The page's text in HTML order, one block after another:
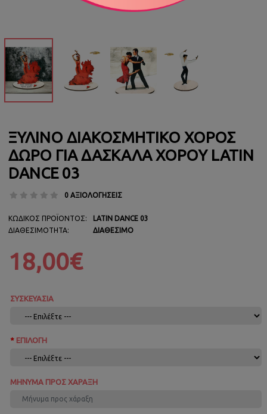
ΞΎΛΙΝΟ ΔΙΑΚΟΣΜΗΤΙΚΌ ΧΟΡΌΣ
ΔΏΡΟ ΓΙΑ ΔΑΣΚΆΛΑ ΧΟΡΟΎ LATIN
DANCE 03
0 ΑΞΙΟΛΟΓΉΣΕΙΣ
ΚΩΔΙΚΌΣ ΠΡΟΪΌΝΤΟΣ:
ΔΙΑΘΕΣΙΜΌΤΗΤΑ:
LATIN DANCE 03
ΔΙΑΘΈΣΙΜΟ
18,00€
ΣΥΣΚΕΥΑΣΙΑ
ΕΠΙΛΟΓΉ
ΜΉΝΥΜΑ ΠΡΟΣ ΧΆΡΑΞΗ